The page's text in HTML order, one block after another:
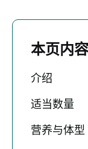
本页内容
介绍
适当数量
营养与体型